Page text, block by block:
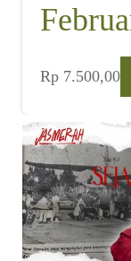
Rp 7.500,00